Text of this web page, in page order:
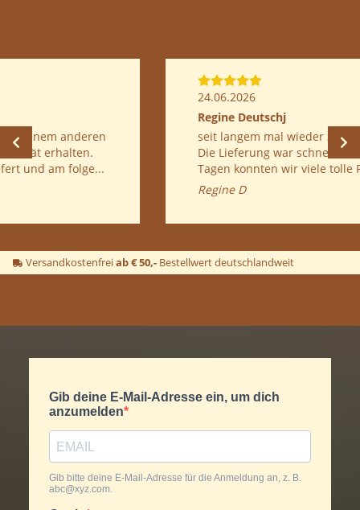
seit langem mal wieder zwei Kultuiren bestellt.
Die Lieferung war schnell. und bereits nach 5
Tagen konnten wir viele tolle Pilze ernten...
Versandkostenfreiab € 50,- Bestellwert deutschlandweit